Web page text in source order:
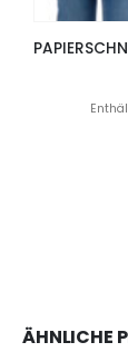
ÄHNLICHE